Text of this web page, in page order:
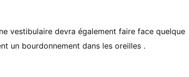
vestibulaire devra également faire face quelque
un bourdonnement dans les oreilles .